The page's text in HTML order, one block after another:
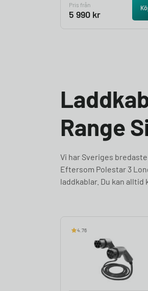
Pris från
5 990 kr
Range
Vi har Sveriges
Eftersom Polestar 3
laddkablar. Du kan
4.76